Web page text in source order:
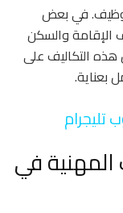
في بعض
الإقامة والسكن
هذه التكاليف على
بعناية.
تليجرام
في